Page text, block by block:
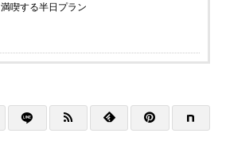
満喫する半日プラン